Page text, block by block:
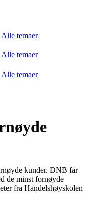
Alle temaer
Alle temaer
Alle temaer
kunder. DNB får
de minst fornøyde
fra Handelshøyskolen